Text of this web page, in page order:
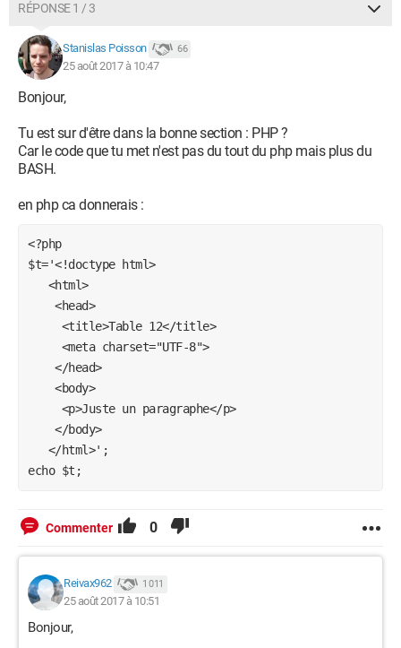
RÉPONSE 1 / 3
Stanislas Poisson 66
25 août 2017 à 10:47
Bonjour,
Tu est sur d'être dans la bonne section : PHP ?
Car le code que tu met n'est pas du tout du php mais plus du
BASH.
en php ca donnerais :
<?php
$t='<!doctype html>
echo $t;
Commenter 0
Reivax962 1 011
25 août 2017 à 10:51
Bonjour,